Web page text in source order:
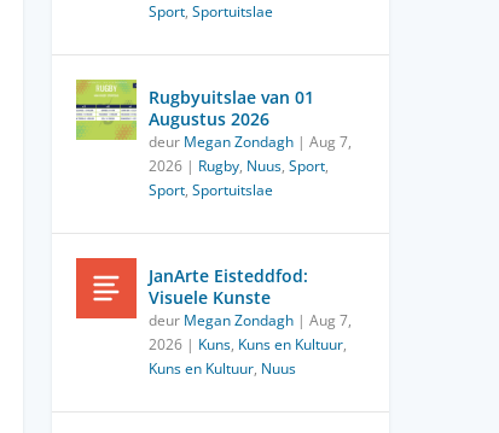
Sport,Sportuitslae
Rugbyuitslae van 01
Augustus 2026
deur Megan Zondagh |Aug 7,
2026 | Rugby, Nuus,Sport,
Sport,Sportuitslae
JanArte Eisteddfod:
Visuele Kunste
deur Megan Zondagh |Aug 7,
2026 | Kuns, Kuns en Kultuur,
Kuns en Kultuur, Nuus